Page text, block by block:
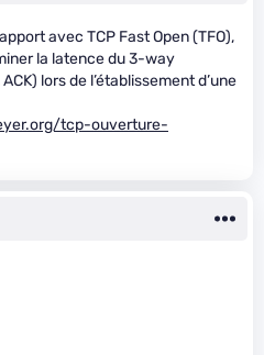
avec TCP Fast Open (TFO),
la latence du 3-way
lors de l’établissement d’une
tcp-ouverture-